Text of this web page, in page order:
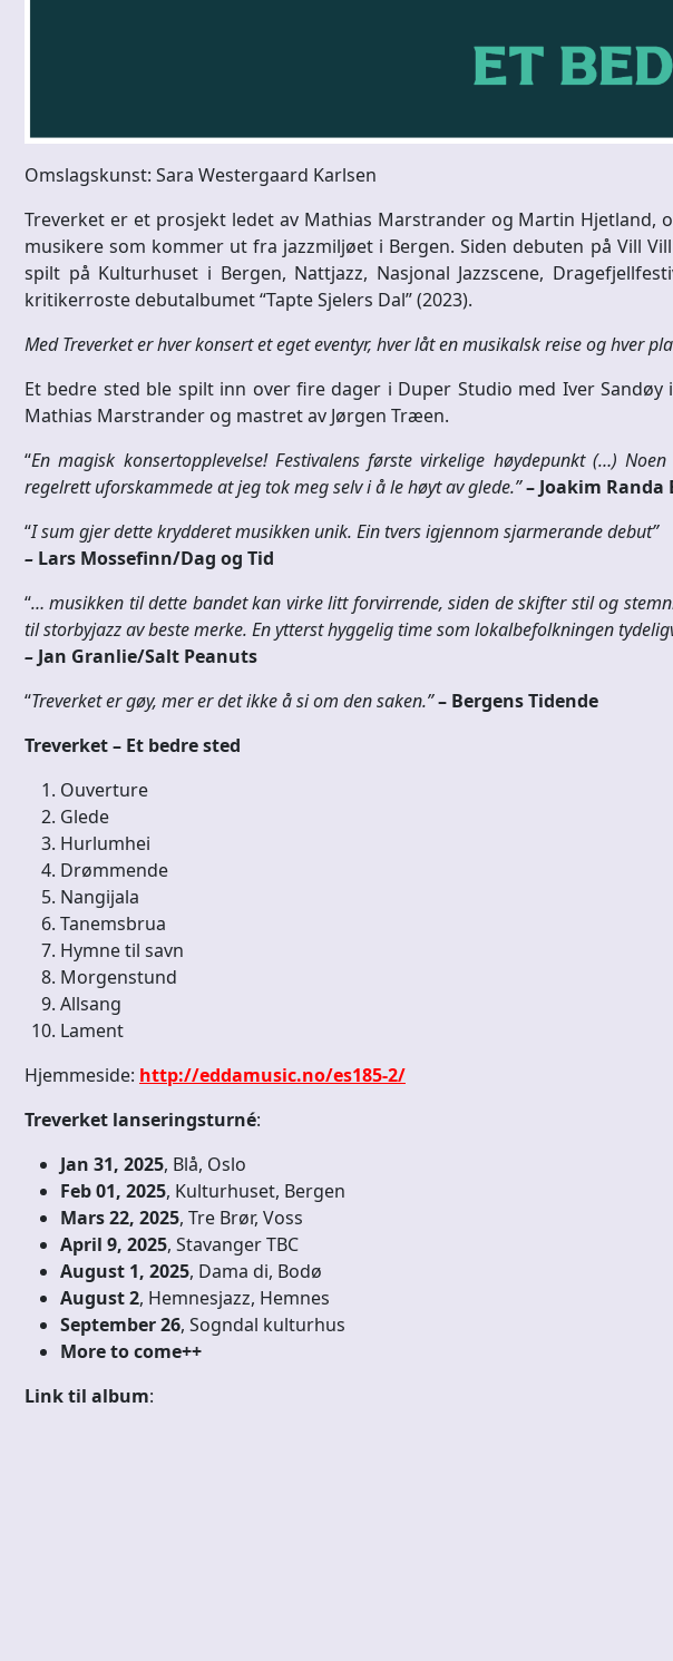
Omslagskunst: Sara Westergaard Karlsen
Treverket er et prosjekt ledet av Mathias Marstrander og Martin Hjetland,
musikere som kommer ut fra jazzmiljøet i Bergen. Siden debuten på Vill
spilt på Kulturhuset i Bergen, Nattjazz, Nasjonal Jazzscene,
kritikerroste debutalbumet “Tapte Sjelers Dal” (2023).
Med Treverket er hver konsert et eget eventyr, hver låt en musikalsk reise og hver
Et bedre sted ble spilt inn over fire dager i Duper Studio med Iver Sandøy
Mathias Marstrander og mastret av Jørgen Træen.
“En magisk konsertopplevelse! Festivalens første virkelige høydepunkt (…)
regelrett uforskammede at jeg tok meg selv i å le høyt av glede.”– Joakim
“I sum gjer dette krydderet musikken unik. Ein tvers igjennom sjarmerande debut”
– Lars Mossefinn/Dag og Tid
“… musikken til dette bandet kan virke litt forvirrende, siden de skifter stil og
til storbyjazz av beste merke. En ytterst hyggelig time som lokalbefolkningen
– Jan Granlie/Salt Peanuts
“Treverket er gøy, mer er det ikke å si om den saken.”– Bergens Tidende
Treverket – Et bedre sted
Ouverture
Glede
Hurlumhei
Drømmende
Nangijala
Tanemsbrua
Hymne til savn
Morgenstund
Allsang
Lament
Hjemmeside: http://eddamusic.no/es185-2/
Treverket lanseringsturné:
Jan 31, 2025, Blå, Oslo
Feb 01, 2025, Kulturhuset, Bergen
Mars 22, 2025, Tre Brør, Voss
April 9, 2025, Stavanger TBC
August 1, 2025, Dama di, Bodø
August 2, Hemnesjazz, Hemnes
September 26, Sogndal kulturhus
More to come++
Link til album: